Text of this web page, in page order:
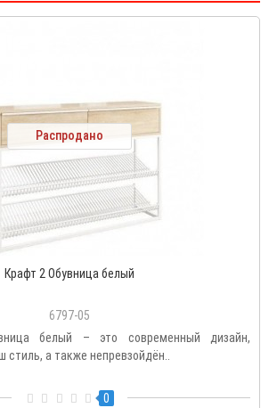
Распродано
Крафт 2 Обувница белый
6797-05
белый – это современный дизайн,
а также непревзойдён..
0